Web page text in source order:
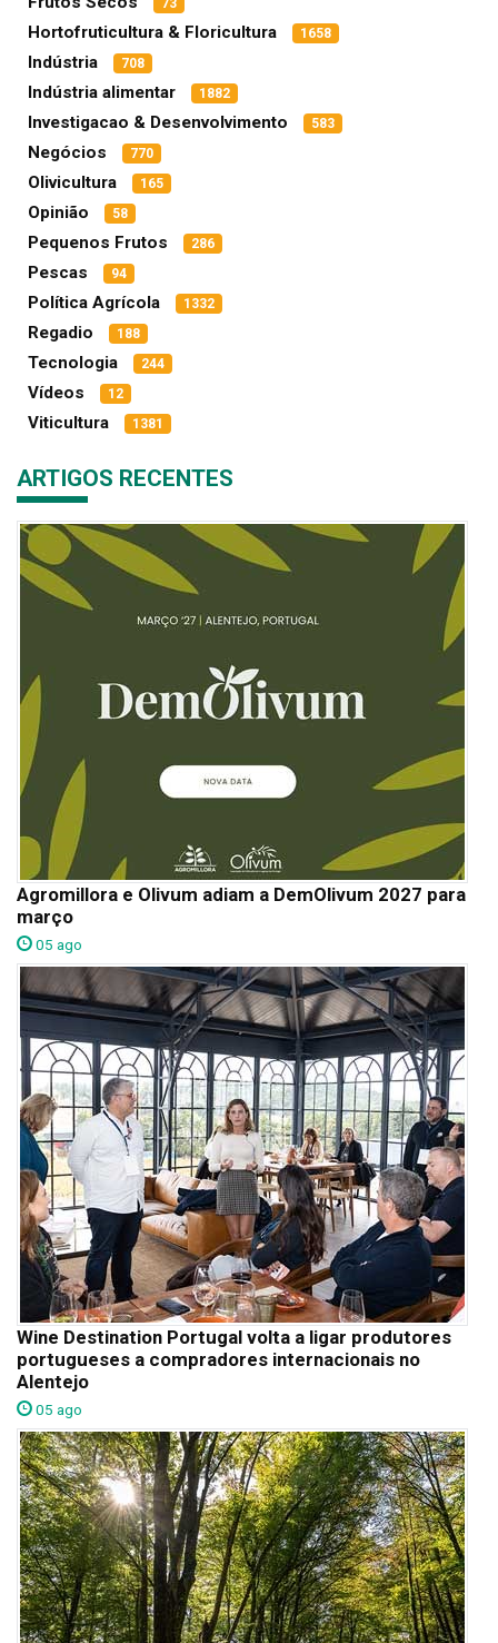
73
Hortofruticultura & Floricultura 1658
Indústria 708
Indústria alimentar 1882
Investigacao & Desenvolvimento 583
Negócios 770
Olivicultura 165
Opinião 58
Pequenos Frutos 286
Pescas 94
Política Agrícola 1332
Regadio 188
Tecnologia 244
Vídeos 12
Viticultura 1381
ARTIGOS RECENTES
Agromillora e Olivum adiam a DemOlivum 2027 para
março
05 ago
Wine Destination Portugal volta a ligar produtores
portugueses a compradores internacionais no
Alentejo
05 ago